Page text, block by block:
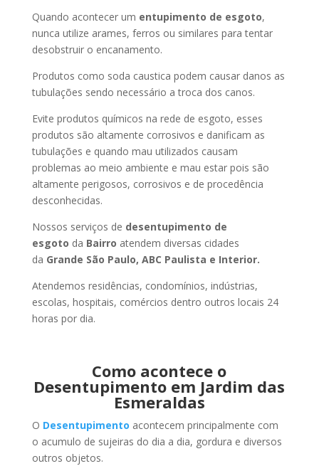
Quando acontecer um entupimento de esgoto,
nunca utilize arames, ferros ou similares para tentar
desobstruir o encanamento.
Produtos como soda caustica podem causar danos as
tubulações sendo necessário a troca dos canos.
Evite produtos químicos na rede de esgoto, esses
produtos são altamente corrosivos e danificam as
tubulações e quando mau utilizados causam
problemas ao meio ambiente e mau estar pois são
altamente perigosos, corrosivos e de procedência
desconhecidas.
Nossos serviços de desentupimento de
esgoto da Bairro atendem diversas cidades
da Grande São Paulo, ABC Paulista e Interior.
Atendemos residências, condomínios, indústrias,
escolas, hospitais, comércios dentro outros locais 24
horas por dia.
Como acontece o
Desentupimento em Jardim das
Esmeraldas
O Desentupimento acontecem principalmente com
o acumulo de sujeiras do dia a dia, gordura e diversos
outros objetos.